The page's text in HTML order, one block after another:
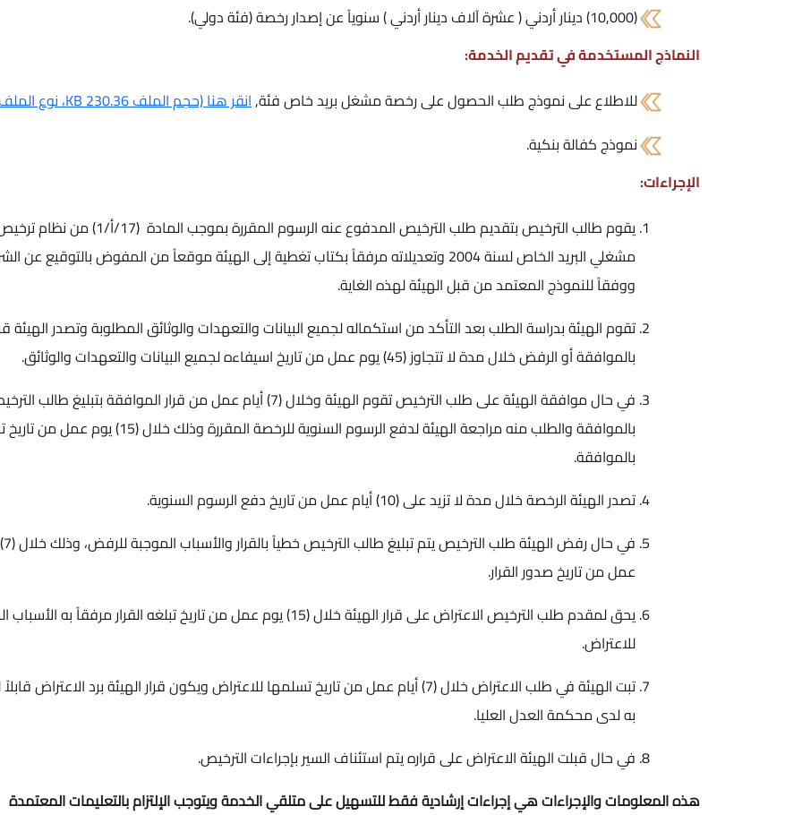
(10,000) دينار أردني ( عشرة آلاف دينار أردني ) سنوياً عن إصدار رخصة (فئة دولي).
النماذج المستخدمة في تقديم الخدمة:
للاطلاع على نموذج طلب الحصول على رخصة مشغل بريد خاص فئة,انقر هنا (حجم الملف 230.36 KB، نوع الملف PDF)
نموذج كفالة بنكية.​
الإجراءات:
يقوم طالب الترخيص بتقديم طلب الترخيص المدفوع عنه الرسوم المقررة بموجب المادة (17/أ/1) من
مشغلي البريد الخاص لسنة 2004 وتعديلاته مرفقاً بكتاب تغطية إلى الهيئة موقعاً من المفوض بالتوقيع عن
ووفقاً للنموذج المعتمد من قبل الهيئة لهذه الغاية.
تقوم الهيئة بدراسة الطلب بعد التأكد من استكماله لجميع البيانات والتعهدات والوثائق المطلوبة وتصدر الهيئة
بالموافقة أو الرفض خلال مدة لا تتجاوز (45) يوم عمل من تاريخ اسيفاءه لجميع البيانات والتعهدات والوثائق.
في حال موافقة الهيئة على طلب الترخيص تقوم الهيئة وخلال (7) أيام عمل من قرار الموافقة بتبليغ طالب
بالموافقة والطلب منه مراجعة الهيئة لدفع الرسوم السنوية للرخصة المقررة وذلك خلال
بالموافقة.
تصدر الهيئة الرخصة خلال مدة لا تزيد على (10) أيام عمل من تاريخ دفع الرسوم السنوية.
في حال
عمل من تاريخ صدور القرار.
يحق لمقدم طلب الترخيص الاعتراض على قرار الهيئة خلال (15) يوم عمل من تاريخ تبلغه القرار مرفقاً به
للاعتراض.
تبت الهيئة في طلب الاعتراض خلال (7) أيام عمل من تاريخ تسلمها للاعتراض ويكون قرار الهيئة برد الاعتراض
به لدى محكمة العدل العليا.
في حال قبلت الهيئة الاعتراض على قراره يتم استئناف السير بإجراءات الترخيص.
هذه المعلومات والإجراءات هي إجراءات إرشادية فقط للتسهيل على متلقي الخدمة ويتوجب الإلتزام بالتعليمات المعتمدة